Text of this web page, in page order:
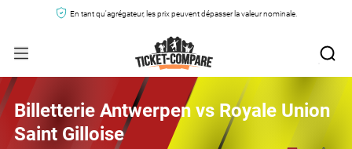
En tant qu'agrégateur, les prix peuvent dépasser la valeur nominale.
Billetterie Antwerpen vs Royale Union
Saint Gilloise